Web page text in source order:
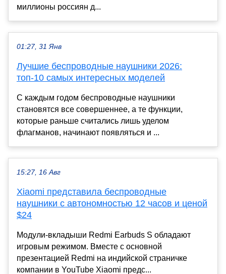
миллионы россиян д...
01:27, 31 Янв
Лучшие беспроводные наушники 2026:
топ-10 самых интересных моделей
С каждым годом беспроводные наушники
становятся все совершеннее, а те функции,
которые раньше считались лишь уделом
флагманов, начинают появляться и ...
15:27, 16 Авг
Xiaomi представила беспроводные
наушники с автономностью 12 часов и ценой
$24
Модули-вкладыши Redmi Earbuds S обладают
игровым режимом. Вместе с основной
презентацией Redmi на индийской страничке
компании в YouTube Xiaomi предс...